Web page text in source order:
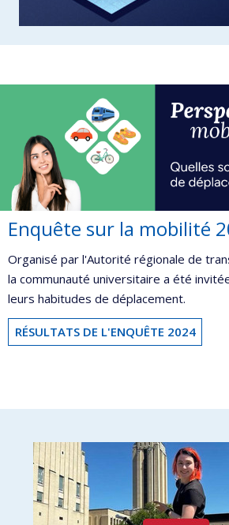
Enquête sur la mobilité
Organisé par l'Autorité régionale de
la communauté universitaire a été
leurs habitudes de déplacement.
RÉSULTATS DE L'ENQUÊTE 2024